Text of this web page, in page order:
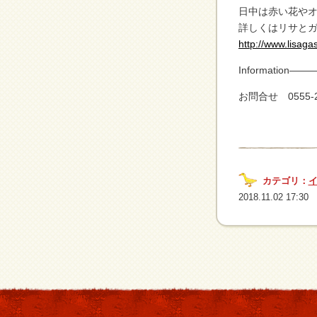
日中は赤い花や
詳しくはリサと
http://
お問合せ 0555-
カテゴリ：
2018.11.02 17:30